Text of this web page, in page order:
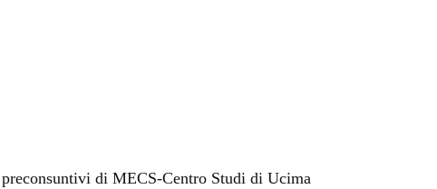
di MECS-Centro Studi di Ucima